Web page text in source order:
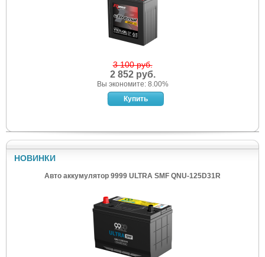
3 100 руб.
2 852 руб.
Вы экономите: 8.00%
НОВИНКИ
Авто аккумулятор 9999 ULTRA SMF QNU-125D31R